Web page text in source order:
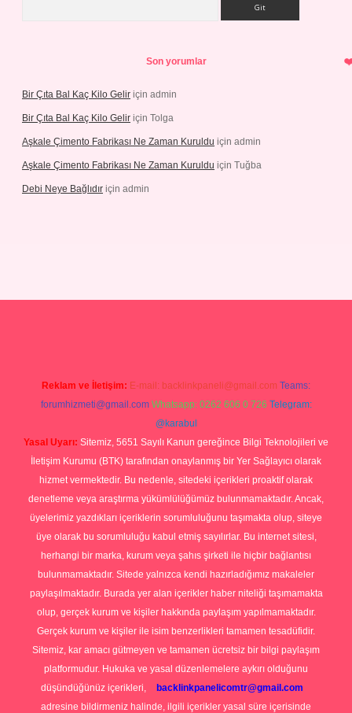
Son yorumlar
Bir Çıta Bal Kaç Kilo Gelir için admin
Bir Çıta Bal Kaç Kilo Gelir için Tolga
Aşkale Çimento Fabrikası Ne Zaman Kuruldu için admin
Aşkale Çimento Fabrikası Ne Zaman Kuruldu için Tuğba
Debi Neye Bağlıdır için admin
Reklam ve İletişim: E-mail: backlinkpaneli@gmail.com Teams:
forumhizmeti@gmail.com Whatsapp: 0262 606 0 726 Telegram:
@karabul
Yasal Uyarı: Sitemiz, 5651 Sayılı Kanun gereğince Bilgi Teknolojileri ve
İletişim Kurumu (BTK) tarafından onaylanmış bir Yer Sağlayıcı olarak
hizmet vermektedir. Bu nedenle, sitedeki içerikleri proaktif olarak
denetleme veya araştırma yükümlülüğümüz bulunmamaktadır. Ancak,
üyelerimiz yazdıkları içeriklerin sorumluluğunu taşımakta olup, siteye
üye olarak bu sorumluluğu kabul etmiş sayılırlar. Bu internet sitesi,
herhangi bir marka, kurum veya şahıs şirketi ile hiçbir bağlantısı
bulunmamaktadır. Sitede yalnızca kendi hazırladığımız makaleler
paylaşılmaktadır. Burada yer alan içerikler haber niteliği taşımamakta
olup, gerçek kurum ve kişiler hakkında paylaşım yapılmamaktadır.
Gerçek kurum ve kişiler ile isim benzerlikleri tamamen tesadüfidir.
Sitemiz, kar amacı gütmeyen ve tamamen ücretsiz bir bilgi paylaşım
platformudur. Hukuka ve yasal düzenlemelere aykırı olduğunu
düşündüğünüz içerikleri,
backlinkpanelicomtr@gmail.com
adresine bildirmeniz halinde, ilgili içerikler yasal süre içerisinde